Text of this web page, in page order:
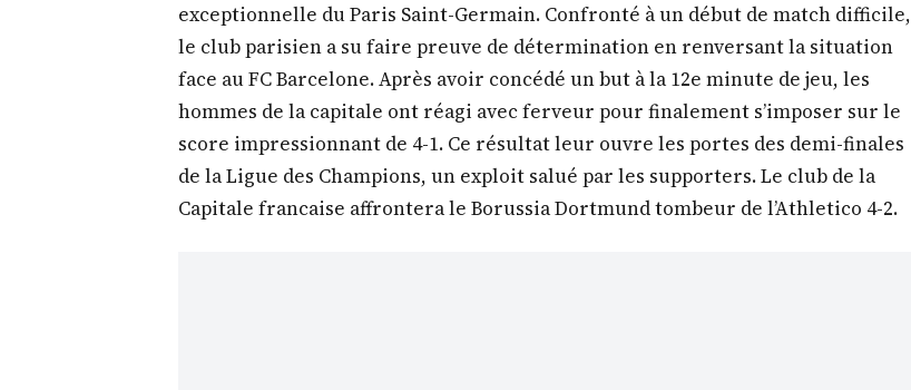
exceptionnelle du Paris Saint-Germain. Confronté à un début de match difficile,
le club parisien a su faire preuve de détermination en renversant la situation
face au FC Barcelone. Après avoir concédé un but à la 12e minute de jeu, les
hommes de la capitale ont réagi avec ferveur pour finalement s’imposer sur le
score impressionnant de 4-1. Ce résultat leur ouvre les portes des demi-finales
de la Ligue des Champions, un exploit salué par les supporters. Le club de la
Capitale francaise affrontera le Borussia Dortmund tombeur de l’Athletico 4-2.